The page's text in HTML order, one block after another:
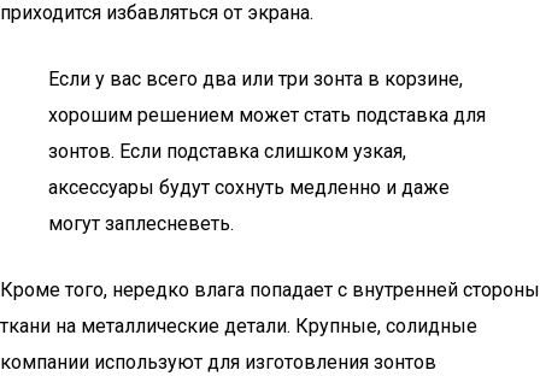
приходится избавляться от экрана.
Если у вас всего два или три зонта в корзине,
хорошим решением может стать подставка для
зонтов. Если подставка слишком узкая,
аксессуары будут сохнуть медленно и даже
могут заплесневеть.
Кроме того, нередко влага попадает с внутренней стороны
ткани на металлические детали. Крупные, солидные
компании используют для изготовления зонтов